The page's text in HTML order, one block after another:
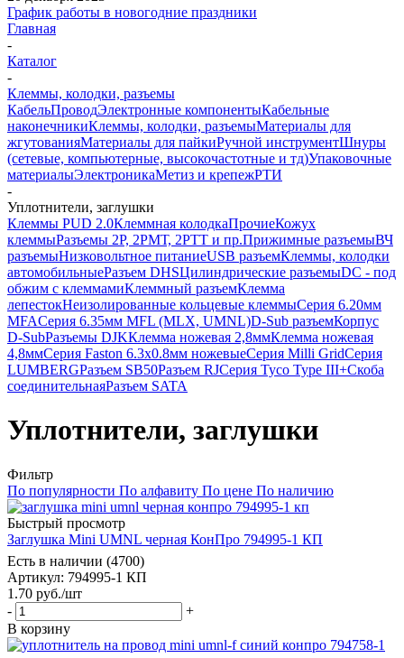
График работы в новогодние праздники
Главная
-
Каталог
-
Клеммы, колодки, разъемы
КабельПроводЭлектронные компонентыКабельные
наконечникиКлеммы, колодки, разъемыМатериалы для
жгутованияМатериалы для пайкиРучной инструментШнуры
(сетевые, компьютерные, высокочастотные и тд)Упаковочные
материалыЭлектроникаМетиз и крепежРТИ
-
Уплотнители, заглушки
Клеммы PUD 2.0Клеммная колодкаПрочиеКожух
клеммыРазъемы 2Р, 2РМТ, 2РТТ и пр.Прижимные разъемыВЧ
разъемыНизковольтное питаниеUSB разъемКлеммы, колодки
автомобильныеРазъем DHSЦилиндрические разъемыDC - под
обжим с клеммамиКлеммный разъемКлемма
лепестокНеизолированные кольцевые клеммыСерия 6.20мм
MFAСерия 6.35мм MFL (MLX, UMNL)D-Sub разъемКорпус
D-SubРазъемы DJKКлемма ножевая 2,8ммКлемма ножевая
4,8ммСерия Faston 6.3х0.8мм ножевыеСерия Milli GridСерия
LUMBERGРазъем SB50Разъем RJСерия Tyco Type III+Скоба
соединительнаяРазъем SATA
Уплотнители, заглушки
Фильтр
По популярности По алфавиту По цене По наличию
Быстрый просмотр
Заглушка Mini UMNL черная КонПро 794995-1 КП
Есть в наличии (4700)
Артикул: 794995-1 КП
1.70 руб./шт
-
+
В корзину